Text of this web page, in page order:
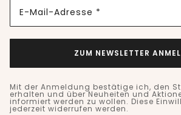
E-Mail-Adresse *
ZUM NEWSLETTER
Mit der Anmeldung bestätige ich, den
erhalten und über Neuheiten und
informiert werden zu wollen. Diese
jederzeit widerrufen werden.